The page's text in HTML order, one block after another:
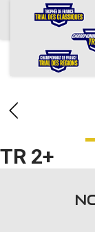
ACCUEIL
PHOTOS /
TR 2+